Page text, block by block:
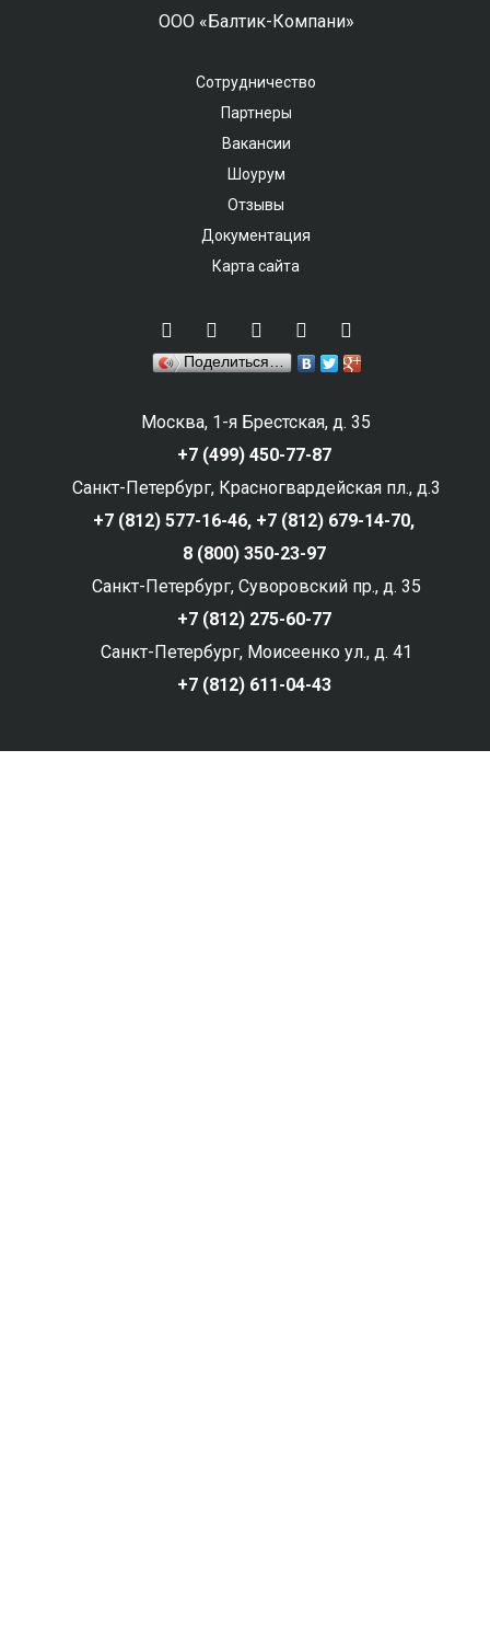
ООО «Балтик-Компани»
Сотрудничество
Партнеры
Вакансии
Шоурум
Отзывы
Документация
Карта сайта
Поделиться…
Москва, 1-я Брестская, д. 35
+7 (499) 450-77-87
Санкт-Петербург, Красногвардейская пл., д.3
+7 (812) 577-16-46, +7 (812) 679-14-70,
8 (800) 350-23-97
Санкт-Петербург, Суворовский пр., д. 35
+7 (812) 275-60-77
Санкт-Петербург, Моисеенко ул., д. 41
+7 (812) 611-04-43